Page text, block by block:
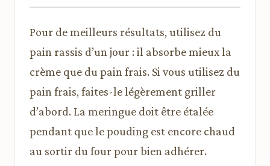
Pour de meilleurs résultats, utilisez du
pain rassis d’un jour : il absorbe mieux la
crème que du pain frais. Si vous utilisez du
pain frais, faites-le légèrement griller
d’abord. La meringue doit être étalée
pendant que le pouding est encore chaud
au sortir du four pour bien adhérer.